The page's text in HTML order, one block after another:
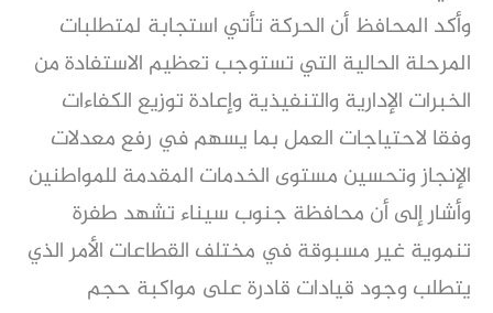
وأكد المحافظ أن الحركة تأتي استجابة لمتطلبات
المرحلة الحالية التي تستوجب تعظيم الاستفادة من
الخبرات الإدارية والتنفيذية وإعادة توزيع الكفاءات
وفقا لاحتياجات العمل بما يسهم في رفع معدلات
الإنجاز وتحسين مستوى الخدمات المقدمة للمواطنين
وأشار إلى أن محافظة جنوب سيناء تشهد طفرة
تنموية غير مسبوقة في مختلف القطاعات الأمر الذي
يتطلب وجود قيادات قادرة على مواكبة حجم